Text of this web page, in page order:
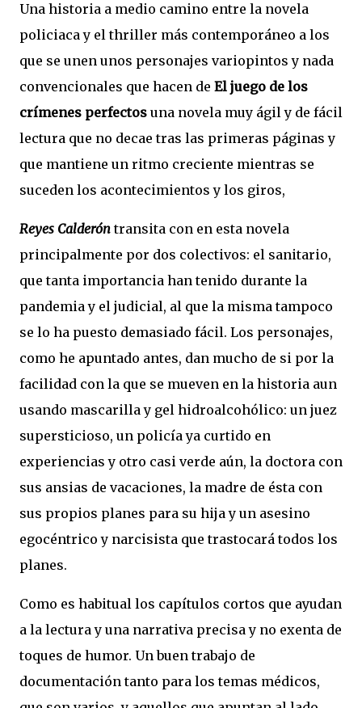
Una historia a medio camino entre la novela
policiaca y el thriller más contemporáneo a los
que se unen unos personajes variopintos y nada
convencionales que hacen de El juego de los
crímenes perfectos una novela muy ágil y de fácil
lectura que no decae tras las primeras páginas y
que mantiene un ritmo creciente mientras se
suceden los acontecimientos y los giros,
Reyes Calderóntransita con en esta novela
principalmente por dos colectivos: el sanitario,
que tanta importancia han tenido durante la
pandemia y el judicial, al que la misma tampoco
se lo ha puesto demasiado fácil. Los personajes,
como he apuntado antes, dan mucho de si por la
facilidad con la que se mueven en la historia aun
usando mascarilla y gel hidroalcohólico: un juez
supersticioso, un policía ya curtido en
experiencias y otro casi verde aún, la doctora con
sus ansias de vacaciones, la madre de ésta con
sus propios planes para su hija y un asesino
egocéntrico y narcisista que trastocará todos los
planes.
Como es habitual los capítulos cortos que ayudan
a la lectura y una narrativa precisa y no exenta de
toques de humor. Un buen trabajo de
documentación tanto para los temas médicos,